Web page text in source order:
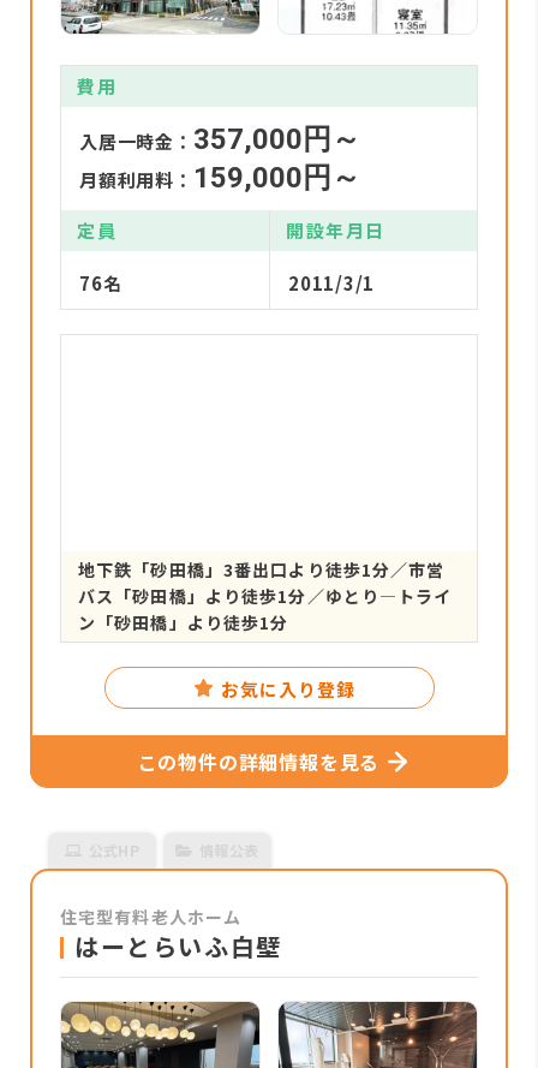
費用
入居一時金： 357,000円～
月額利用料： 159,000円～
定員 開設年月日
76名 2011/3/1
地下鉄「砂田橋」3番出口より徒歩1分／市営
バス「砂田橋」より徒歩1分／ゆとり―トライ
ン「砂田橋」より徒歩1分
お気に入り登録
この物件の詳細情報を見る
住宅型有料老人ホーム
はーとらいふ白壁